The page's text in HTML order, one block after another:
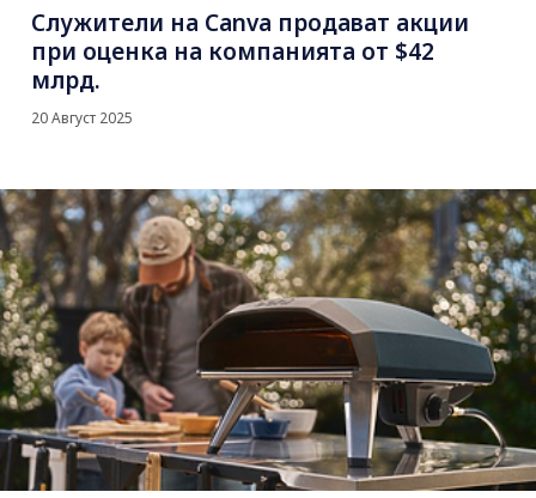
Служители на Canva продават акции
при оценка на компанията от $42
млрд.
20 Август 2025